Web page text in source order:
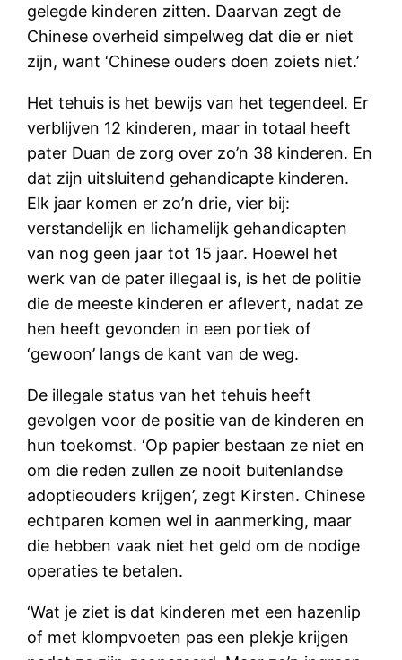
gelegde kinderen zitten. Daarvan zegt de
Chinese overheid simpelweg dat die er niet
zijn, want ‘Chinese ouders doen zoiets niet.’
Het tehuis is het bewijs van het tegendeel. Er
verblijven 12 kinderen, maar in totaal heeft
pater Duan de zorg over zo’n 38 kinderen. En
dat zijn uitsluitend gehandicapte kinderen.
Elk jaar komen er zo’n drie, vier bij:
verstandelijk en lichamelijk gehandicapten
van nog geen jaar tot 15 jaar. Hoewel het
werk van de pater illegaal is, is het de politie
die de meeste kinderen er aflevert, nadat ze
hen heeft gevonden in een portiek of
‘gewoon’ langs de kant van de weg.
De illegale status van het tehuis heeft
gevolgen voor de positie van de kinderen en
hun toekomst. ‘Op papier bestaan ze niet en
om die reden zullen ze nooit buitenlandse
adoptieouders krijgen’, zegt Kirsten. Chinese
echtparen komen wel in aanmerking, maar
die hebben vaak niet het geld om de nodige
operaties te betalen.
‘Wat je ziet is dat kinderen met een hazenlip
of met klompvoeten pas een plekje krijgen